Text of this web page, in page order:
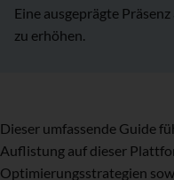
Eine ausgeprägte
zu erhöhen.
Dieser umfassende Guide
Auflistung auf dieser
Optimierungsstrategien